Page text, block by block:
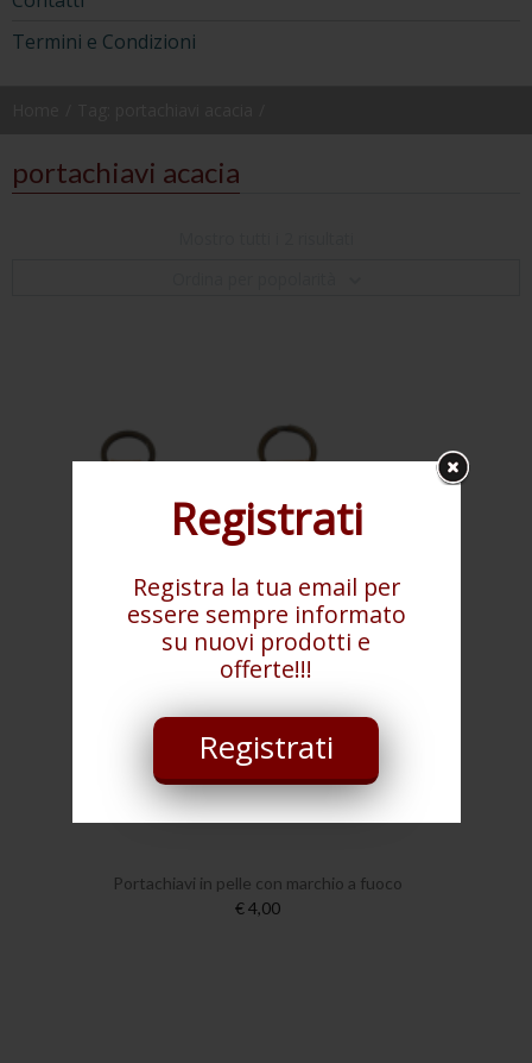
Registrati
Registra la tua email per
essere sempre informato
su nuovi prodotti e
offerte!!!
Registrati
Termini e Condizioni
portachiavi acacia
Portachiavi in pelle con marchio a fuoco
€ 4,00